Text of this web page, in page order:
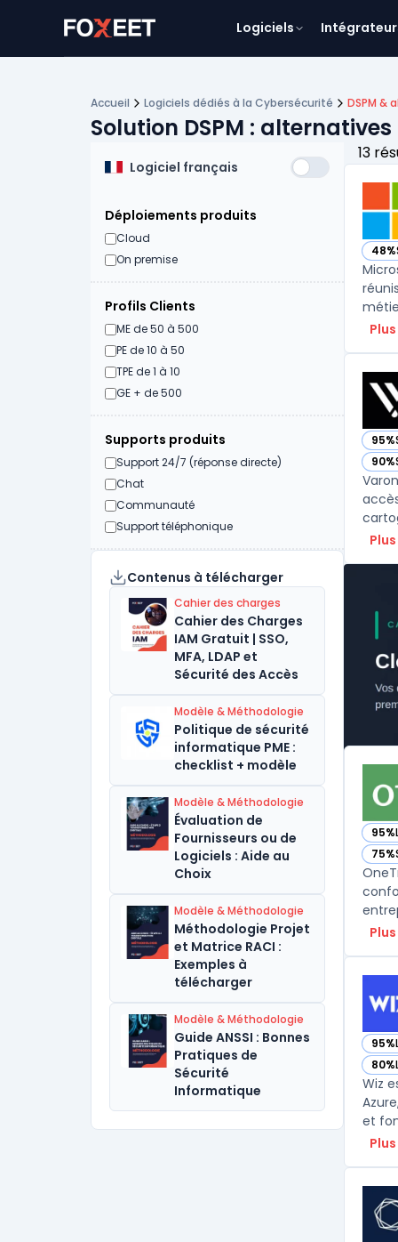
Logiciels
Accueil Logiciels dédiés à la Cybersécurité DSPM &
Solution DSPM :
Logiciel français
Déploiements produits
Cloud
On premise
Profils Clients
ME de 50 à 500
PE de 10 à 50
TPE de 1 à 10
GE + de 500
Supports produits
Support 24/7 (réponse directe)
Chat
Communauté
Support téléphonique
Contenus à télécharger
Cahier des charges
Cahier des Charges
IAM Gratuit | SSO,
MFA, LDAP et
Sécurité des Accès
Modèle & Méthodologie
Politique de sécurité
informatique PME :
checklist + modèle
Modèle & Méthodologie
Évaluation de
Fournisseurs ou de
Logiciels : Aide au
Choix
Modèle & Méthodologie
Méthodologie Projet
et Matrice RACI :
Exemples à
télécharger
Modèle & Méthodologie
Guide ANSSI : Bonnes
Pratiques de
Sécurité
Informatique
13
48%
—
95%
—
90%
—
95%
—
75%
—
95%
—
80%
—
Wiz
et